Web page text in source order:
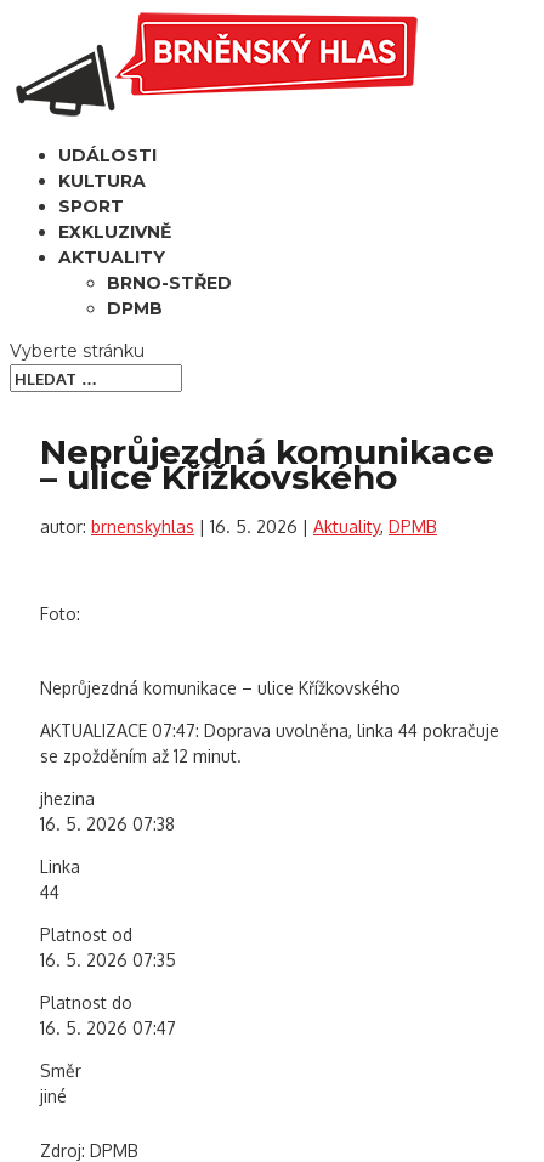
UDÁLOSTI
KULTURA
SPORT
EXKLUZIVNĚ
AKTUALITY
BRNO-STŘED
DPMB
Vyberte stránku
Neprůjezdná komunikace
– ulice Křížkovského
autor: brnenskyhlas | 16. 5. 2026 | Aktuality, DPMB
Foto:
Neprůjezdná komunikace – ulice Křížkovského
AKTUALIZACE 07:47: Doprava uvolněna, linka 44 pokračuje
se zpožděním až 12 minut.
jhezina
16. 5. 2026 07:38
Linka
44
Platnost od
16. 5. 2026 07:35
Platnost do
16. 5. 2026 07:47
Směr
jiné
Zdroj: DPMB